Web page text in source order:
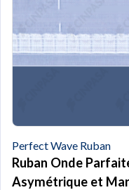
Perfect Wave Ruban
Ruban Onde
Asymétrique et